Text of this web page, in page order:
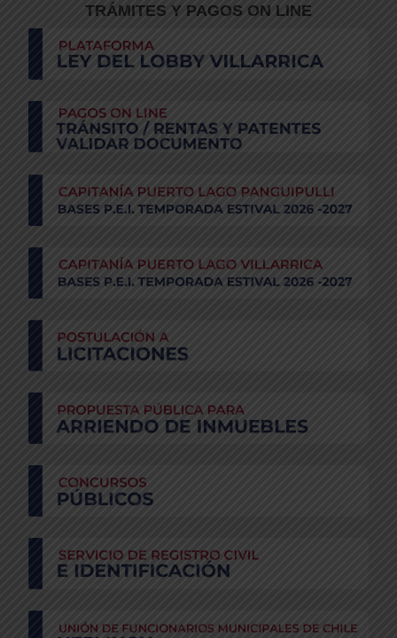
TRÁMITES Y PAGOS ON LINE